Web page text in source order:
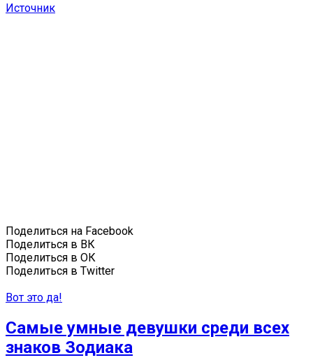
Источник
Поделиться на Facebook
Поделиться в ВК
Поделиться в ОК
Поделиться в Twitter
Вот это да!
Самые умные девушки среди всех
знаков Зодиака